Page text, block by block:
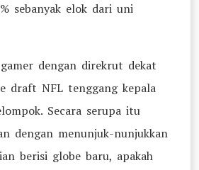
sebanyak elok dari uni
dengan direkrut dekat
draft NFL tenggang kepala
Secara serupa itu
dengan menunjuk-nunjukkan
berisi globe baru, apakah